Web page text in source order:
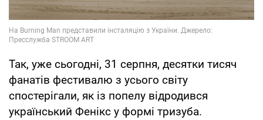
Так, уже сьогодні, 31 серпня, десятки тисяч
фанатів фестивалю з усього світу
спостерігали, як із попелу відродився
український Фенікс у формі тризуба.